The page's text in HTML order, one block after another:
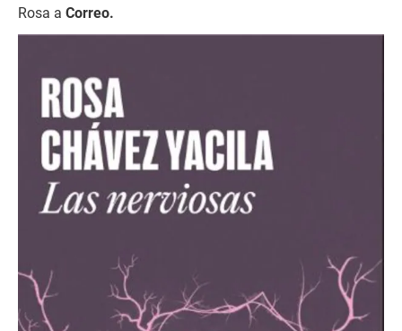
Rosa a Correo.